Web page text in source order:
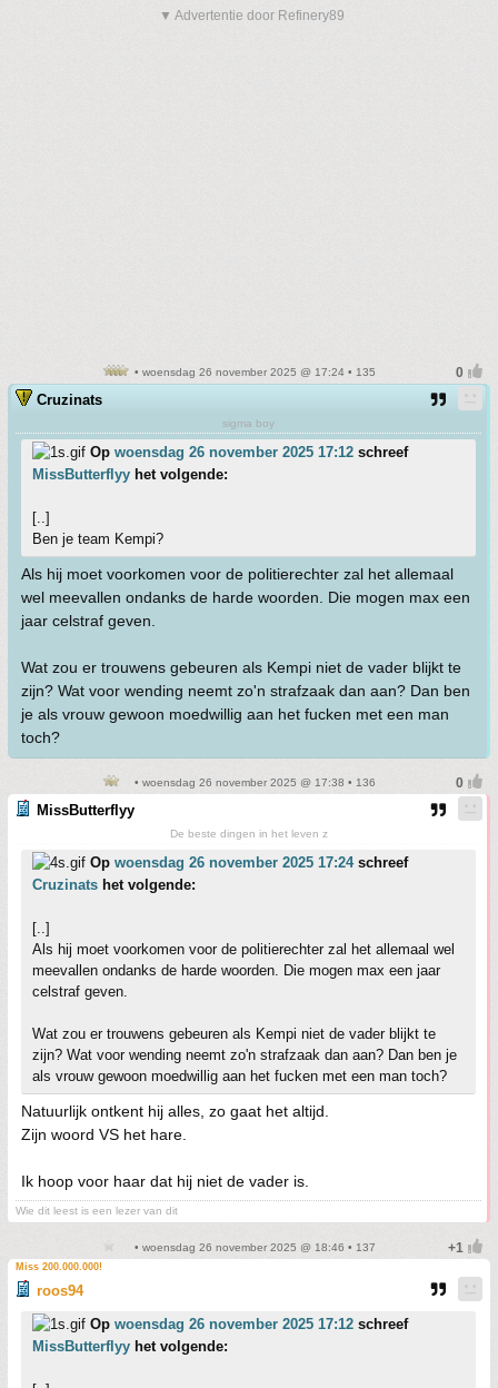
▼ Advertentie door Refinery89
• woensdag 26 november 2025 @ 17:24 • 135
Cruzinats
sigma boy
Op woensdag 26 november 2025 17:12 schreef
MissButterflyy het volgende:
[..]
Ben je team Kempi?
Als hij moet voorkomen voor de politierechter zal het allemaal
wel meevallen ondanks de harde woorden. Die mogen max een
jaar celstraf geven.
Wat zou er trouwens gebeuren als Kempi niet de vader blijkt te
zijn? Wat voor wending neemt zo'n strafzaak dan aan? Dan ben
je als vrouw gewoon moedwillig aan het fucken met een man
toch?
• woensdag 26 november 2025 @ 17:38 • 136
MissButterflyy
De beste dingen in het leven z
Op woensdag 26 november 2025 17:24schreef
Cruzinats het volgende:
[..]
Als hij moet voorkomen voor de politierechter zal het allemaal wel
meevallen ondanks de harde woorden. Die mogen max een jaar
celstraf geven.
Wat zou er trouwens gebeuren als Kempi niet de vader blijkt te
zijn? Wat voor wending neemt zo'n strafzaak dan aan? Dan ben je
als vrouw gewoon moedwillig aan het fucken met een man toch?
Natuurlijk ontkent hij alles, zo gaat het altijd.
Zijn woord VS het hare.
Ik hoop voor haar dat hij niet de vader is.
Wie dit leest is een lezer van dit
• woensdag 26 november 2025 @ 18:46 • 137
Miss 200.000.000!
roos94
Op woensdag 26 november 2025 17:12 schreef
MissButterflyy het volgende: